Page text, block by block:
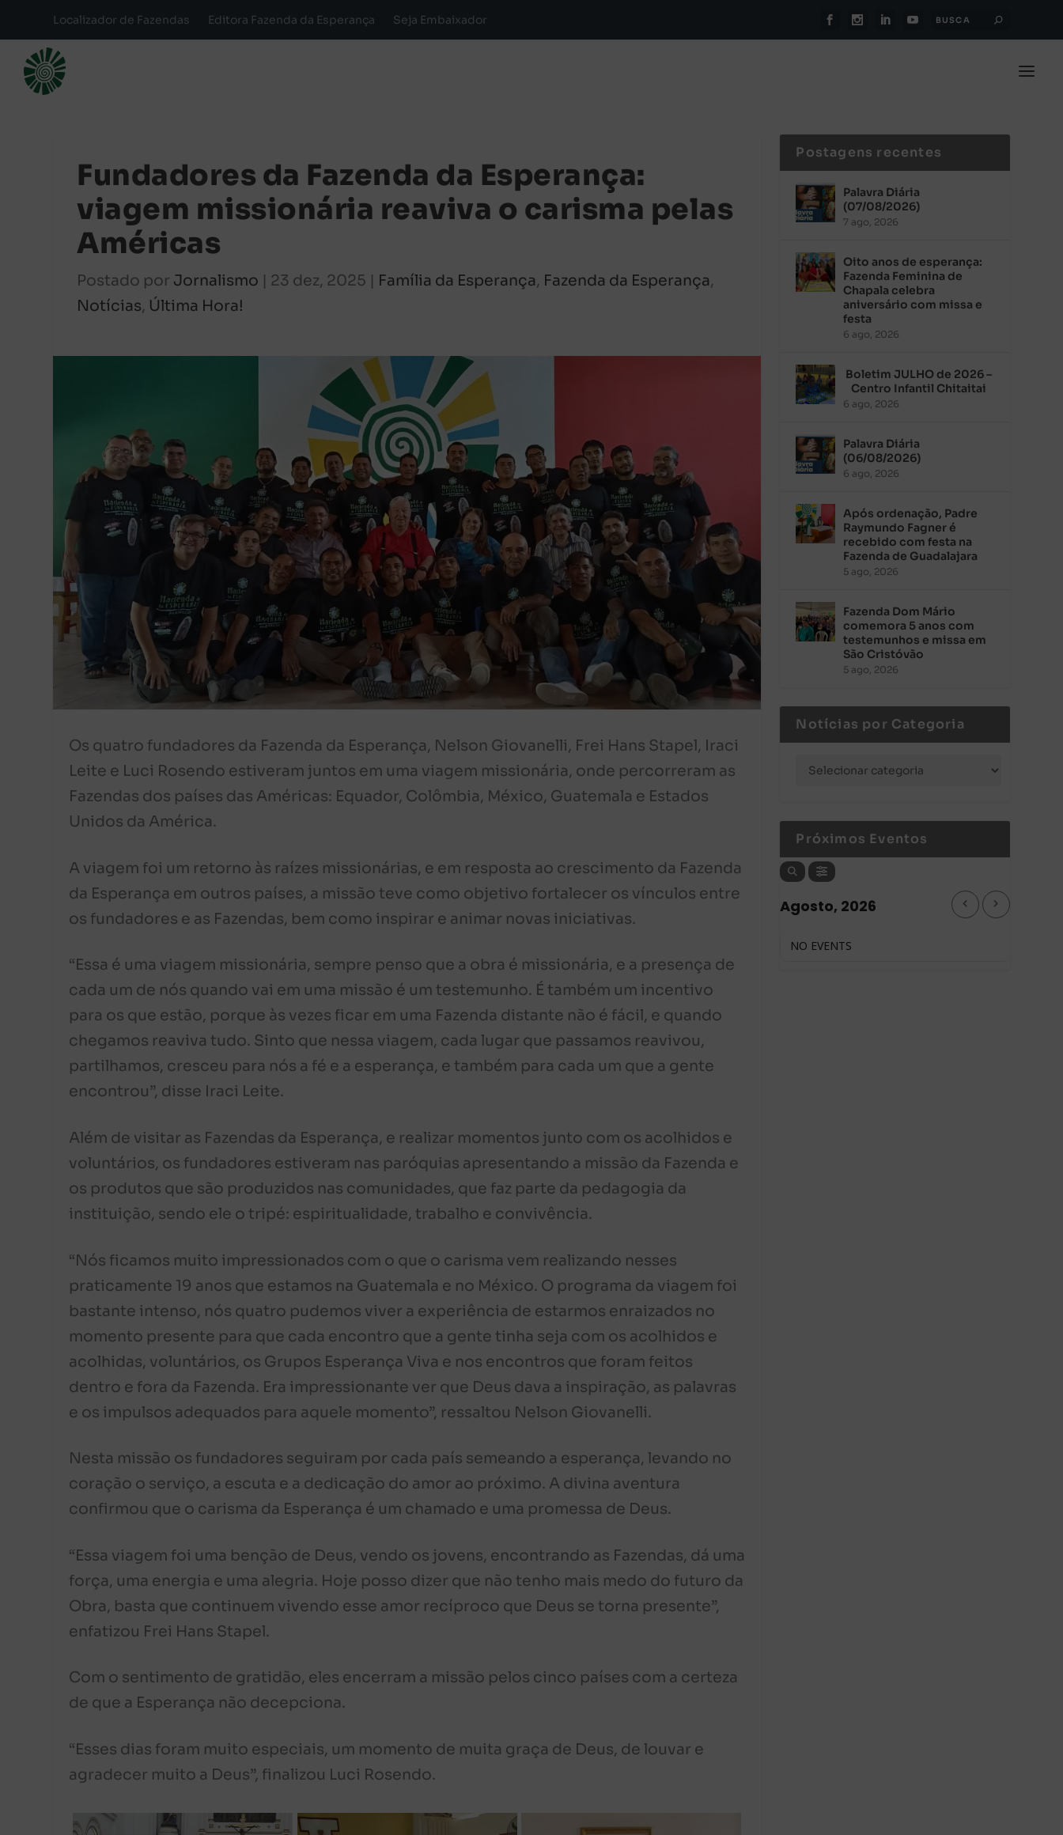
Localizador de Fazendas Editora Fazenda da Esperança Seja Embaixador
Fundadores da Fazenda da Esperança:
viagem missionária reaviva o carisma pelas
Américas
Postado por Jornalismo | 23 dez, 2025 | Família da Esperança, Fazenda da Esperança,
Notícias, Última Hora!
Os quatro fundadores da Fazenda da Esperança, Nelson Giovanelli, Frei Hans Stapel, Iraci
Leite e Luci Rosendo estiveram juntos em uma viagem missionária, onde percorreram as
Fazendas dos países das Américas: Equador, Colômbia, México, Guatemala e Estados
Unidos da América.
A viagem foi um retorno às raízes missionárias, e em resposta ao crescimento da Fazenda
da Esperança em outros países, a missão teve como objetivo fortalecer os vínculos entre
os fundadores e as Fazendas, bem como inspirar e animar novas iniciativas.
“Essa é uma viagem missionária, sempre penso que a obra é missionária, e a presença de
cada um de nós quando vai em uma missão é um testemunho. É também um incentivo
para os que estão, porque às vezes ficar em uma Fazenda distante não é fácil, e quando
chegamos reaviva tudo. Sinto que nessa viagem, cada lugar que passamos reavivou,
partilhamos, cresceu para nós a fé e a esperança, e também para cada um que a gente
encontrou”, disse Iraci Leite.
Além de visitar as Fazendas da Esperança, e realizar momentos junto com os acolhidos e
voluntários, os fundadores estiveram nas paróquias apresentando a missão da Fazenda e
os produtos que são produzidos nas comunidades, que faz parte da pedagogia da
instituição, sendo ele o tripé: espiritualidade, trabalho e convivência.
“Nós ficamos muito impressionados com o que o carisma vem realizando nesses
praticamente 19 anos que estamos na Guatemala e no México. O programa da viagem foi
bastante intenso, nós quatro pudemos viver a experiência de estarmos enraizados no
momento presente para que cada encontro que a gente tinha seja com os acolhidos e
acolhidas, voluntários, os Grupos Esperança Viva e nos encontros que foram feitos
dentro e fora da Fazenda. Era impressionante ver que Deus dava a inspiração, as palavras
e os impulsos adequados para aquele momento”, ressaltou Nelson Giovanelli.
Nesta missão os fundadores seguiram por cada país semeando a esperança, levando no
coração o serviço, a escuta e a dedicação do amor ao próximo. A divina aventura
confirmou que o carisma da Esperança é um chamado e uma promessa de Deus.
“Essa viagem foi uma benção de Deus, vendo os jovens, encontrando as Fazendas, dá uma
força, uma energia e uma alegria. Hoje posso dizer que não tenho mais medo do futuro da
Obra, basta que continuem vivendo esse amor recíproco que Deus se torna presente”,
enfatizou Frei Hans Stapel.
Com o sentimento de gratidão, eles encerram a missão pelos cinco países com a certeza
de que a Esperança não decepciona.
“Esses dias foram muito especiais, um momento de muita graça de Deus, de louvar e
agradecer muito a Deus”, finalizou Luci Rosendo.
Postagens recentes
Palavra Diária
(07/08/2026)
7 ago, 2026
Oito anos de esperança:
Fazenda Feminina de
Chapala celebra
aniversário com missa e
festa
6 ago, 2026
Boletim JULHO de 2026 –
Centro Infantil Chitaitai
6 ago, 2026
Palavra Diária
(06/08/2026)
6 ago, 2026
Após ordenação, Padre
Raymundo Fagner é
recebido com festa na
Fazenda de Guadalajara
5 ago, 2026
Fazenda Dom Mário
comemora 5 anos com
testemunhos e missa em
São Cristóvão
5 ago, 2026
Notícias por Categoria
Próximos Eventos
Agosto, 2026
NO EVENTS